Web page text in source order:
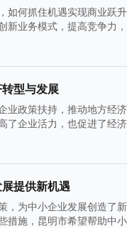
如何抓住机遇实现商业跃
新业务模式，提高竞争力
型与发展
业政策扶持，推动地方经
了企业活力，也促进了经
提供新机遇
，为中小企业发展创造了
措施，昆明市希望帮助中